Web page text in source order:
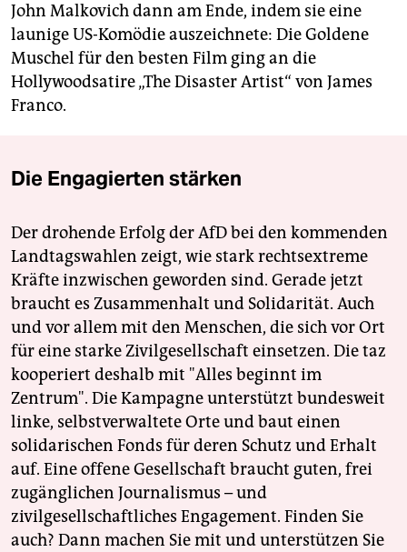
John Malkovich dann am Ende, indem sie eine
launige US-Komödie auszeichnete: Die Goldene
Muschel für den besten Film ging an die
Hollywoodsatire „The Disaster Artist“ von James
Franco.
Die Engagierten stärken
Der drohende Erfolg der AfD bei den kommenden
Landtagswahlen zeigt, wie stark rechtsextreme
Kräfte inzwischen geworden sind. Gerade jetzt
braucht es Zusammenhalt und Solidarität. Auch
und vor allem mit den Menschen, die sich vor Ort
für eine starke Zivilgesellschaft einsetzen. Die taz
kooperiert deshalb mit "Alles beginnt im
Zentrum". Die Kampagne unterstützt bundesweit
linke, selbstverwaltete Orte und baut einen
solidarischen Fonds für deren Schutz und Erhalt
auf. Eine offene Gesellschaft braucht guten, frei
zugänglichen Journalismus – und
zivilgesellschaftliches Engagement. Finden Sie
auch? Dann machen Sie mit und unterstützen Sie